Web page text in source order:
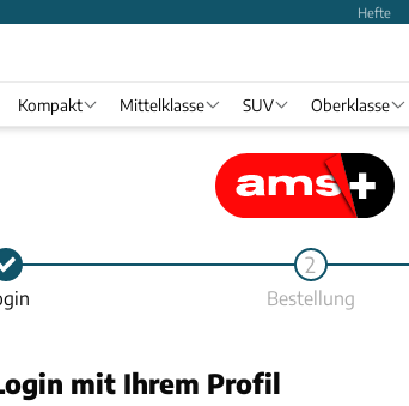
Hefte
Kompakt Mittelklasse SUV Oberklasse
2
Bestellung
mit Ihrem Profil